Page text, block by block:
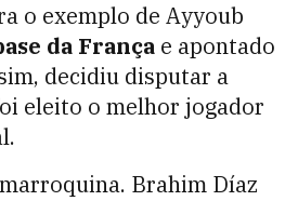
o exemplo de Ayyoub
da França e apontado
decidiu disputar a
eleito o melhor jogador
Brahim Díaz